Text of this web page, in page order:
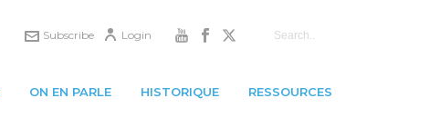
Login
Subscribe
ON EN PARLE HISTORIQUE RESSOURCES